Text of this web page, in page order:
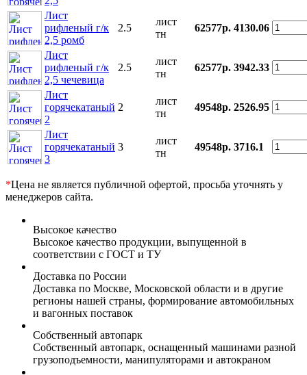
Лист
рифленый г/к
2,5 ромб
2.5
лист
тн
62577р. 4130.06
Лист
рифленый г/к
2,5 чечевица
2.5
лист
тн
62577р. 3942.33
Лист
горячекатаный
2
2
лист
тн
49548р. 2526.95
Лист
горячекатаный
3
3
лист
тн
49548р. 3716.1
*Цена не является публичной офертой, просьба уточнять у
менеджеров сайта.
Высокое качество
Высокое качество продукции, выпущенной в
соответствии с ГОСТ и ТУ
Доставка по России
Доставка по Москве, Московской области и в другие
регионы нашей страны, формирование автомобильных
и вагонных поставок
Собственный автопарк
Собственный автопарк, оснащенный машинами разной
грузоподъемности, манипуляторами и автокраном